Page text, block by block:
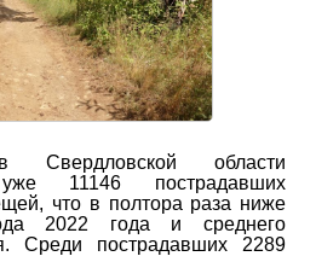
области
уже 11146 пострадавших
что в полтора раза ниже
2022 года и среднего
Среди пострадавших 2289